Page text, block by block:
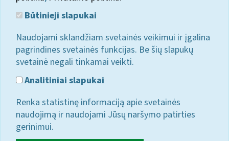
Būtinieji slapukai
Naudojami sklandžiam svetainės veikimui ir įgalina
pagrindines svetainės funkcijas. Be šių slapukų
svetainė negali tinkamai veikti.
Analitiniai slapukai
Renka statistinę informaciją apie svetainės
naudojimą ir naudojami Jūsų naršymo patirties
gerinimui.